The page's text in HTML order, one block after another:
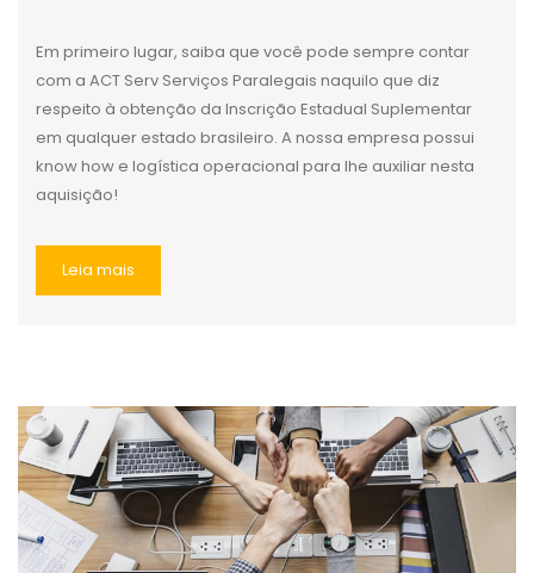
Em primeiro lugar, saiba que você pode sempre contar
com a ACT Serv Serviços Paralegais naquilo que diz
respeito à obtenção da Inscrição Estadual Suplementar
em qualquer estado brasileiro. A nossa empresa possui
know how e logística operacional para lhe auxiliar nesta
aquisição!
Leia mais